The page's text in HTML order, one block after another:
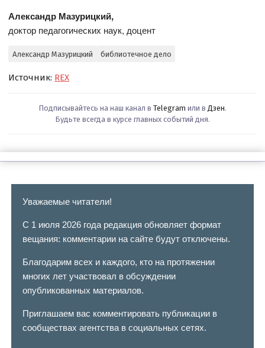
Александр Мазурицкий,
доктор педагогических наук, доцент
Александр Мазурицкий библиотечное дело
Источник: REX
Подписывайтесь на наш канал в Telegram или в Дзен.
Будьте всегда в курсе главных событий дня.
Уважаемые читатели!
С 1 июля 2026 года редакция обновляет формат
вещания: комментарии на сайте будут отключены.
Благодарим всех и каждого, кто на протяжении
многих лет участвовал в обсуждении
опубликованных материалов.
Приглашаем вас комментировать публикации в
сообществах агентства в социальных сетях.